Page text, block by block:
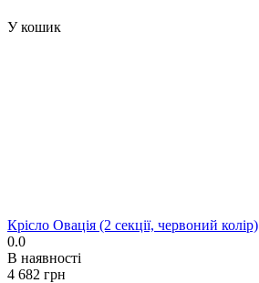
У кошик
Крісло Овація (2 секції, червоний колір)
0.0
В наявності
‍4 682‍ грн